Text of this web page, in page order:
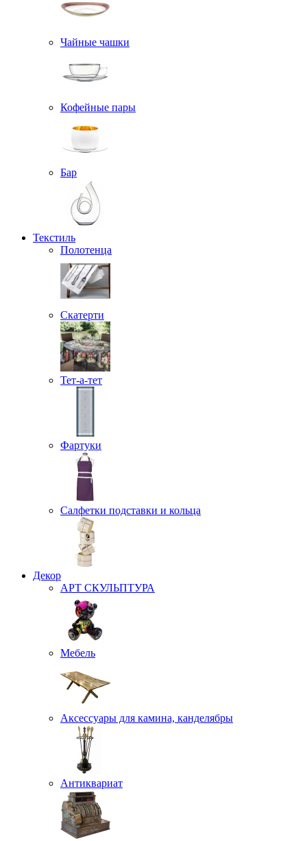
Чайные чашки
Кофейные пары
Бар
Текстиль
Полотенца
Скатерти
Тет-а-тет
Фартуки
Салфетки подставки и кольца
Декор
АРТ СКУЛЬПТУРА
Мебель
Аксессуары для камина, канделябры
Антиквариат